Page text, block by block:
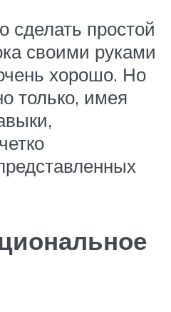
сделать простой
своими руками
хорошо. Но
только, имея